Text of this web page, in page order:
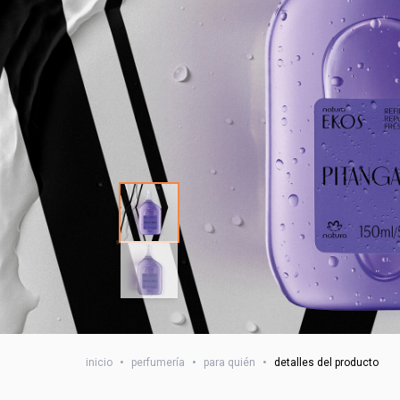
inicio • perfumería • para quién • detalles del producto